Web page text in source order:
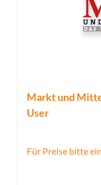
Markt und
User
Für Preise bitte